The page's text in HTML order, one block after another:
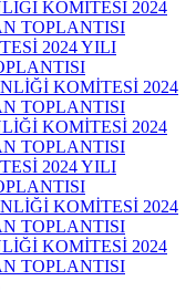
KOMİTESİ 2024
TOPLANTISI
2024 YILI
KOMİTESİ 2024
TOPLANTISI
KOMİTESİ 2024
TOPLANTISI
2024 YILI
KOMİTESİ 2024
TOPLANTISI
KOMİTESİ 2024
TOPLANTISI